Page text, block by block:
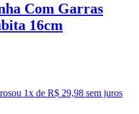
Com Garras
16cm
ou 1x de R$ 29,98 sem juros